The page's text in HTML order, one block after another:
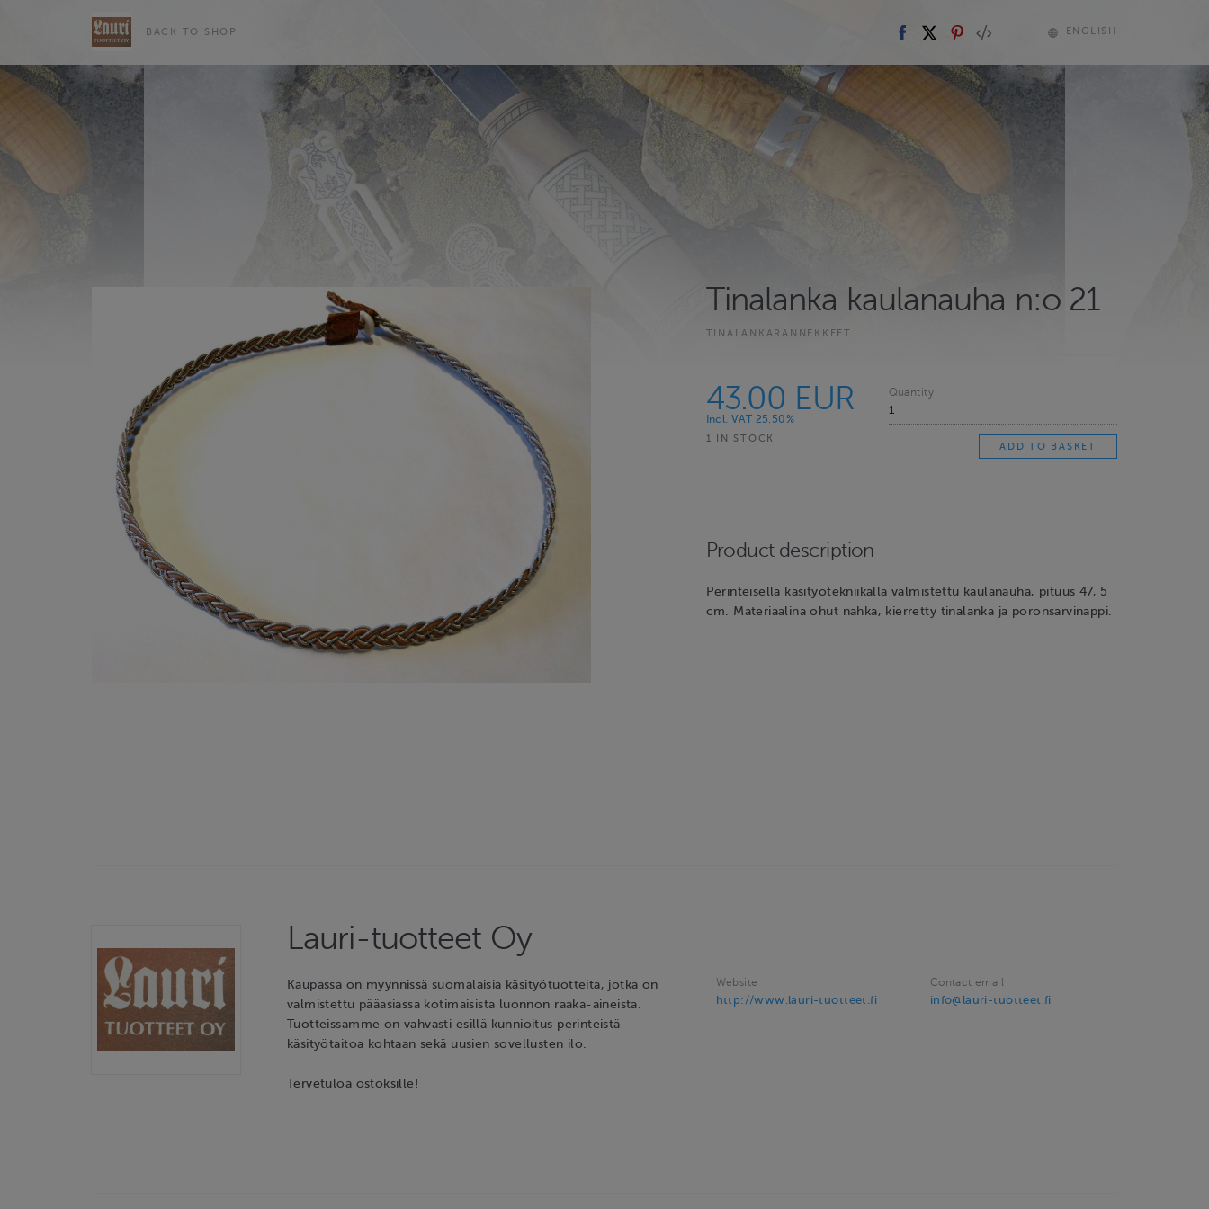
BACK TO SHOP ENGLISH
Tinalanka kaulanauha n:o 21
TINALANKARANNEKKEET
43.00 EUR
Incl. VAT 25.50%
1 IN STOCK
Quantity
Product description
Perinteisellä käsityötekniikalla valmistettu kaulanauha, pituus 47, 5
cm. Materiaalina ohut nahka, kierretty tinalanka ja poronsarvinappi.
Lauri-tuotteet Oy
Kaupassa on myynnissä suomalaisia käsityötuotteita, jotka on
valmistettu pääasiassa kotimaisista luonnon raaka-aineista.
Tuotteissamme on vahvasti esillä kunnioitus perinteistä
käsityötaitoa kohtaan sekä uusien sovellusten ilo.
Tervetuloa ostoksille!
Website
http://www.lauri-tuotteet.fi
Contact email
info@lauri-tuotteet.fi